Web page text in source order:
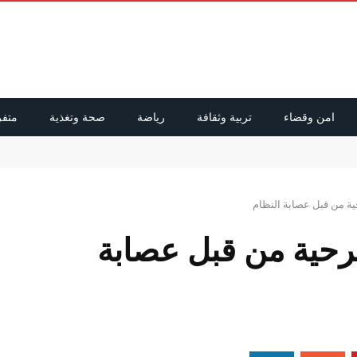
امن وقضاء تربية وثقافة رياضة صحة وتغذية
من قبل عصابة النظام
من قبل عصابة